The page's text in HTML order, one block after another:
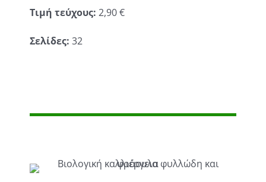
Τιμή τεύχους: 2,90 €
Σελίδες: 32